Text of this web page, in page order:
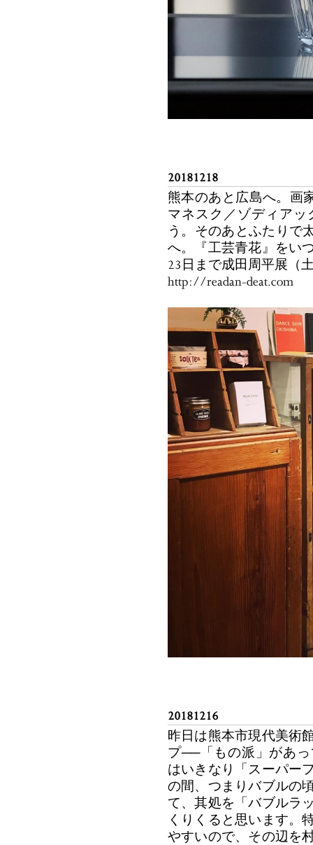
20181218
熊本のあと広島へ。画
マネスク／ゾディア
う。そのあとふたりで
へ。『工芸青花』をい
23日まで成田周平展（
http://readan-deat.com
20181216
昨日は熊本市現代美術
プ──「もの派」があ
はいきなり「スーパー
の間、つまりバブルの
て、其処を「バブルラ
くりくると思います。
やすいので、その辺を